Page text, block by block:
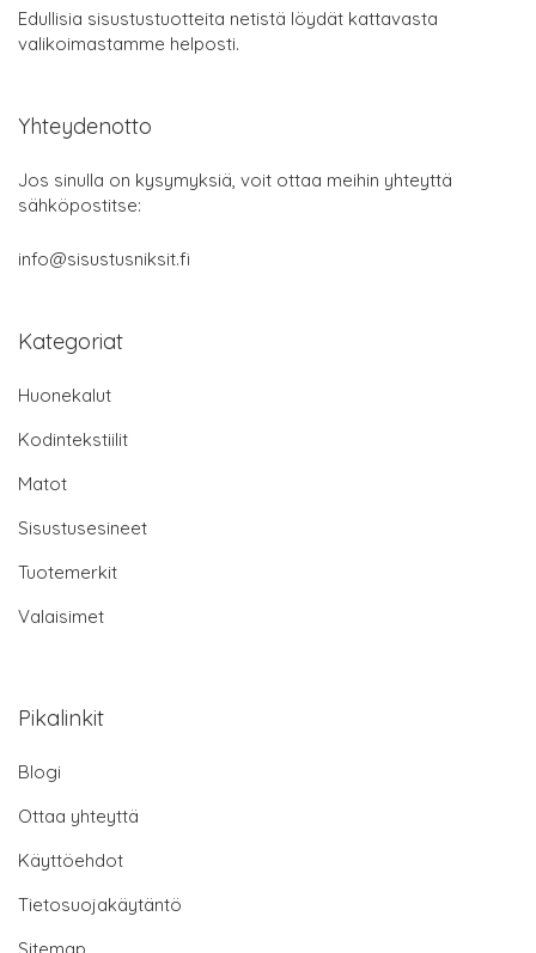
Edullisia sisustustuotteita netistä löydät kattavasta
valikoimastamme helposti.
Yhteydenotto
Jos sinulla on kysymyksiä, voit ottaa meihin yhteyttä
sähköpostitse:
info@sisustusniksit.fi
Kategoriat
Huonekalut
Kodintekstiilit
Matot
Sisustusesineet
Tuotemerkit
Valaisimet
Pikalinkit
Blogi
Ottaa yhteyttä
Käyttöehdot
Tietosuojakäytäntö
Sitemap